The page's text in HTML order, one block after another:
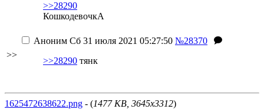
>>28290
КошкодевочкА
>>
Аноним Сб 31 июля 2021 05:27:50 №28370
>>28290 тянк
1625472638622.png - (1477 KB, 3645x3312)